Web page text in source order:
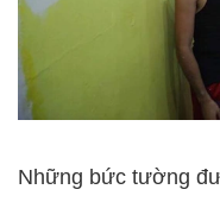
Những bức tường